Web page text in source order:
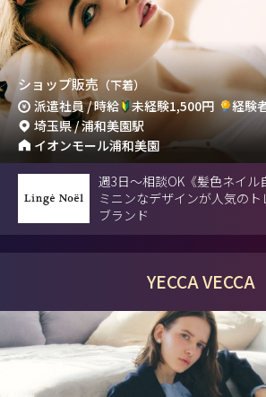
ショップ販売 （下着）
派遣社員 / 時給 未経験1,500円
経験
埼玉県 / 浦和美園駅
イオンモール浦和美園
週3日～相談OK《髪色ネイル
ミニンなデザインが人気の
ブランド
YECCA VECCA